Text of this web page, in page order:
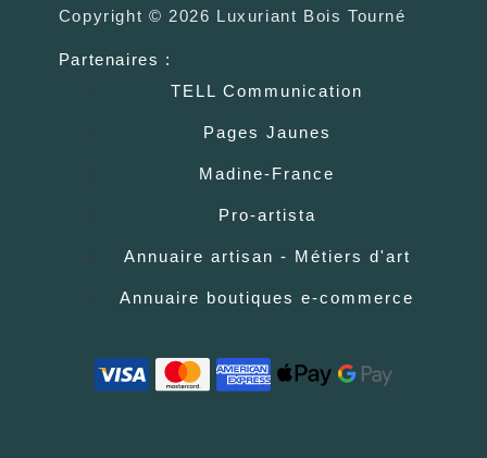
Copyright © 2026 Luxuriant Bois Tourné
Partenaires :
TELL Communication
Pages Jaunes
Madine-France
Pro-artista
Annuaire artisan - Métiers d'art
Annuaire boutiques e-commerce